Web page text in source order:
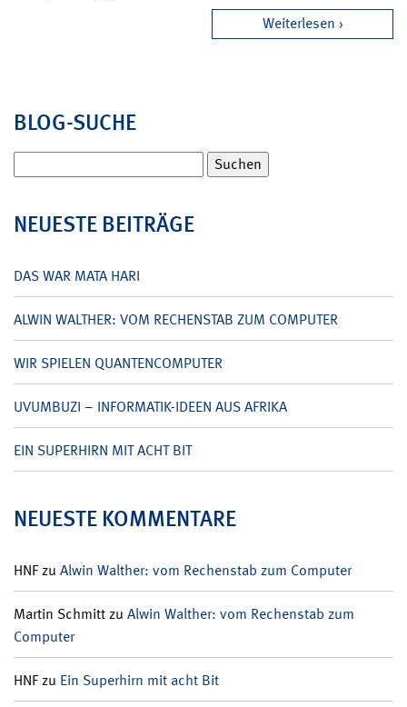
Weiterlesen
BLOG-SUCHE
nach:
NEUESTE BEITRÄGE
DAS WAR MATA HARI
ALWIN WALTHER: VOM RECHENSTAB ZUM COMPUTER
WIR SPIELEN QUANTENCOMPUTER
UVUMBUZI – INFORMATIK-IDEEN AUS AFRIKA
EIN SUPERHIRN MIT ACHT BIT
NEUESTE KOMMENTARE
HNFzu Alwin Walther: vom Rechenstab zum Computer
Martin Schmittzu Alwin Walther: vom Rechenstab zum
Computer
HNFzu Ein Superhirn mit acht Bit